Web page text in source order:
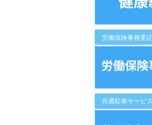
労働保険事務委託
共通駐車サービ